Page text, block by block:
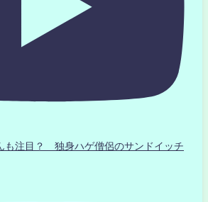
も注目？ 独身ハゲ僧侶のサンドイッチ